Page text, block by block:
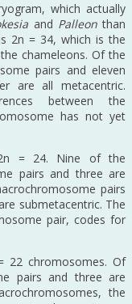
which actually
and Palleonthan
2n = 34, which is the
chameleons. Of the
pairs and eleven
are all metacentric.
between the
has not yet
= 24. Nine of the
pairs and three are
pairs
submetacentric. The
pair, codes for
chromosomes. Of
pairs and three are
the